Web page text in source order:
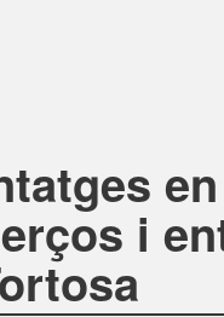
en
i